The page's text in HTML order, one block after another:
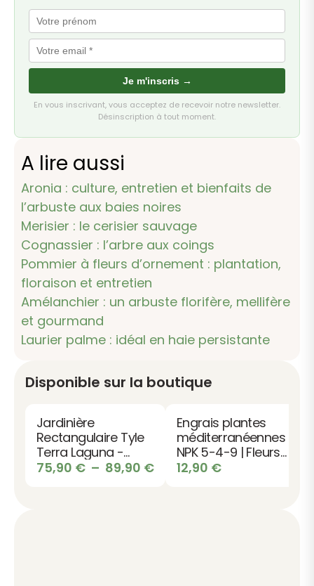
Je m'inscris →
En vous inscrivant, vous acceptez de recevoir notre newsletter.
Désinscription à tout moment.
A lire aussi
Aronia : culture, entretien et bienfaits de
l’arbuste aux baies noires
Merisier : le cerisier sauvage
Cognassier : l’arbre aux coings
Pommier à fleurs d’ornement : plantation,
floraison et entretien
Amélanchier : un arbuste florifère, mellifère
et gourmand
Laurier palme : idéal en haie persistante
Disponible sur la boutique
Jardinière
Rectangulaire Tyle
Terra Laguna -
Design pour
75,90 € – 89,90 €Plage
Engrais plantes
méditerranéennes
NPK 5-4-9 | Fleurs
du soleil
12,90 €